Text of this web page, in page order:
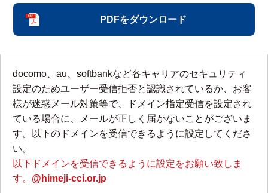
PDFをダウンロード
docomo、au、softbankなど各キャリアのセキュリティ
設定のためユーザー受信拒否と認識されているか、お客
様が迷惑メール対策等で、ドメイン指定受信を設定され
ている場合に、メールが正しく届かないことがございま
す。以下のドメインを受信できるように設定してくださ
い。
以下ドメインを受信できるように設定をお願い致しま
す。 @himeji-cci.or.jp